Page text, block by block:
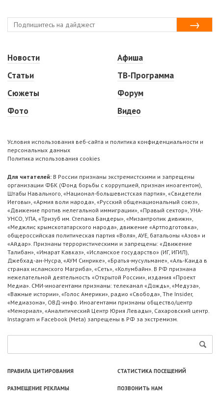
Новости
Статьи
Сюжеты
Фото
Афиша
ТВ-Программа
Форум
Видео
Условия использования веб-сайта и политика конфиденциальности и
персональных данных
Политика использования cookies
Для читателей: В России признаны экстремистскими и запрещены
организации ФБК (Фонд борьбы с коррупцией, признан иноагентом),
Штабы Навального, «Национал-большевистская партия», «Свидетели
Иеговы», «Армия воли народа», «Русский общенациональный союз»,
«Движение против нелегальной иммиграции», «Правый сектор», УНА-
УНСО, УПА, «Тризуб им. Степана Бандеры», «Мизантропик дивижн»,
«Меджлис крымскотатарского народа», движение «Артподготовка»,
общероссийская политическая партия «Воля», АУЕ, батальоны «Азов» и
«Айдар». Признаны террористическими и запрещены: «Движение
Талибан», «Имарат Кавказ», «Исламское государство» (ИГ, ИГИЛ),
Джебхад-ан-Нусра, «АУМ Синрике», «Братья-мусульмане», «Аль-Каида в
странах исламского Магриба», «Сеть», «Колумбайн». В РФ признана
нежелательной деятельность «Открытой России», издания «Проект
Медиа». СМИ-иноагентами признаны: телеканал «Дождь», «Медуза»,
«Важные истории», «Голос Америки», радио «Свобода», The Insider,
«Медиазона», ОВД-инфо. Иноагентами признаны общество/центр
«Мемориал», «Аналитический Центр Юрия Левады», Сахаровский центр.
Instagram и Facebook (Metа) запрещены в РФ за экстремизм.
ПРАВИЛА ЦИТИРОВАНИЯ СТАТИСТИКА ПОСЕЩЕНИЙ
РАЗМЕЩЕНИЕ РЕКЛАМЫ ПОЗВОНИТЬ НАМ